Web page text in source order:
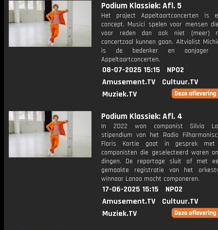
Podium Klassiek: Afl. 5
Het project Appeltaartconcerten is
concept. Musici spelen voor mensen
voor reden dan ook niet (meer)
concertzaal kunnen gaan. Altviolist
is de bedenker en aanjager
Appeltaartconcerten.
08-07-2025 15:15
NPO2
Amusement.TV
Cultuur.TV
Muziek.TV
Podium Klassiek: Afl. 4
In 2022 won componist Silvia
stipendium van het Radio
Floris Kortie gaat in gesprek
componisten die geselecteerd waren
dingen. De reportage sluit af met
gemaakte registratie van het
winnaar Lanao mocht componeren.
17-06-2025 15:15
NPO2
Amusement.TV
Cultuur.TV
Muziek.TV